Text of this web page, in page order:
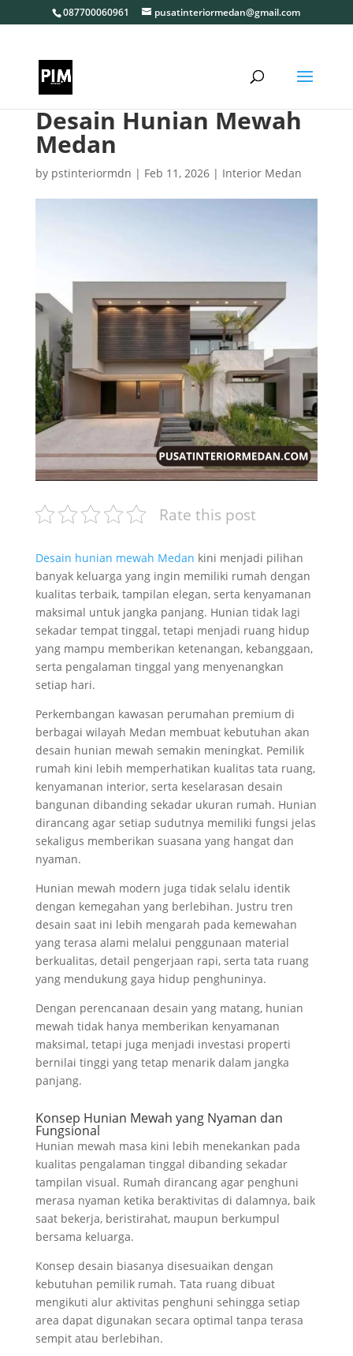
087700060961 pusatinteriormedan@gmail.com
Desain Hunian Mewah
Medan
by pstinteriormdn | Feb 11, 2026| Interior Medan
Rate this post
Desain hunian mewah Medan kini menjadi pilihan
banyak keluarga yang ingin memiliki rumah dengan
kualitas terbaik, tampilan elegan, serta kenyamanan
maksimal untuk jangka panjang. Hunian tidak lagi
sekadar tempat tinggal, tetapi menjadi ruang hidup
yang mampu memberikan ketenangan, kebanggaan,
serta pengalaman tinggal yang menyenangkan
setiap hari.
Perkembangan kawasan perumahan premium di
berbagai wilayah Medan membuat kebutuhan akan
desain hunian mewah semakin meningkat. Pemilik
rumah kini lebih memperhatikan kualitas tata ruang,
kenyamanan interior, serta keselarasan desain
bangunan dibanding sekadar ukuran rumah. Hunian
dirancang agar setiap sudutnya memiliki fungsi jelas
sekaligus memberikan suasana yang hangat dan
nyaman.
Hunian mewah modern juga tidak selalu identik
dengan kemegahan yang berlebihan. Justru tren
desain saat ini lebih mengarah pada kemewahan
yang terasa alami melalui penggunaan material
berkualitas, detail pengerjaan rapi, serta tata ruang
yang mendukung gaya hidup penghuninya.
Dengan perencanaan desain yang matang, hunian
mewah tidak hanya memberikan kenyamanan
maksimal, tetapi juga menjadi investasi properti
bernilai tinggi yang tetap menarik dalam jangka
panjang.
Konsep Hunian Mewah yang Nyaman dan
Fungsional
Hunian mewah masa kini lebih menekankan pada
kualitas pengalaman tinggal dibanding sekadar
tampilan visual. Rumah dirancang agar penghuni
merasa nyaman ketika beraktivitas di dalamnya, baik
saat bekerja, beristirahat, maupun berkumpul
bersama keluarga.
Konsep desain biasanya disesuaikan dengan
kebutuhan pemilik rumah. Tata ruang dibuat
mengikuti alur aktivitas penghuni sehingga setiap
area dapat digunakan secara optimal tanpa terasa
sempit atau berlebihan.